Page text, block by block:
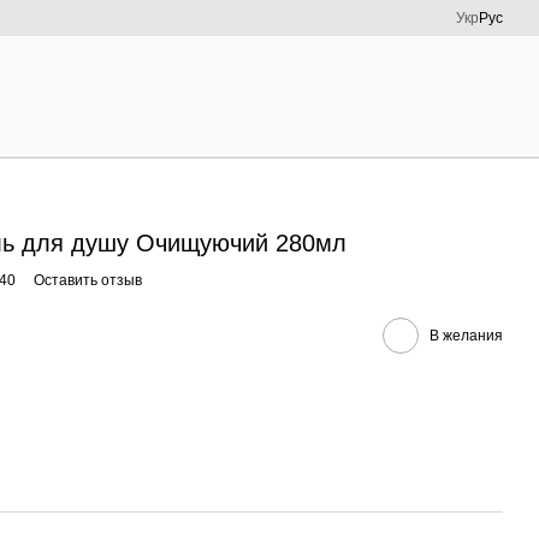
Укр Рус
для душу Очищуючий 280мл
Оставить отзыв
В желания